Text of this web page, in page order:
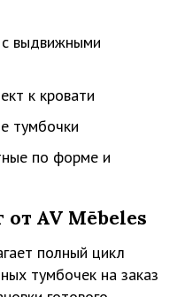
с выдвижными
к кровати
тумбочки
по форме и
AV Mēbeles
полный цикл
тумбочек на заказ